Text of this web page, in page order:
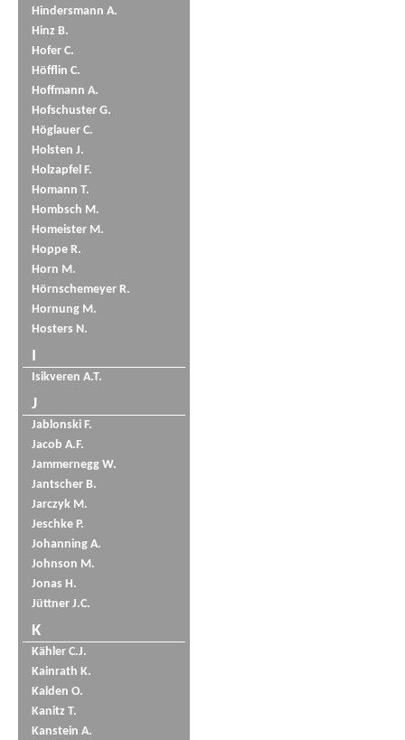
Hindersmann A.
Hinz B.
Hofer C.
Höfflin C.
Hoffmann A.
Hofschuster G.
Höglauer C.
Holsten J.
Holzapfel F.
Homann T.
Hombsch M.
Homeister M.
Hoppe R.
Horn M.
Hörnschemeyer R.
Hornung M.
Hosters N.
I
Isikveren A.T.
J
Jablonski F.
Jacob A.F.
Jammernegg W.
Jantscher B.
Jarczyk M.
Jeschke P.
Johanning A.
Johnson M.
Jonas H.
Jüttner J.C.
K
Kähler C.J.
Kainrath K.
Kalden O.
Kanitz T.
Kanstein A.